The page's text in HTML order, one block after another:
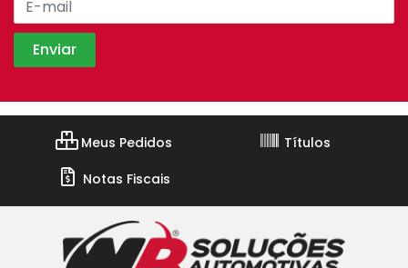
Meus Pedidos
Títulos
Notas Fiscais